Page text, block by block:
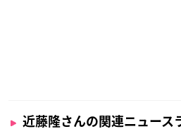
近藤隆さんの関連ニュース